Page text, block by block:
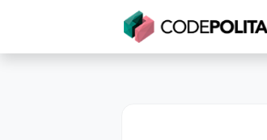
Untuk IndividuUntuk